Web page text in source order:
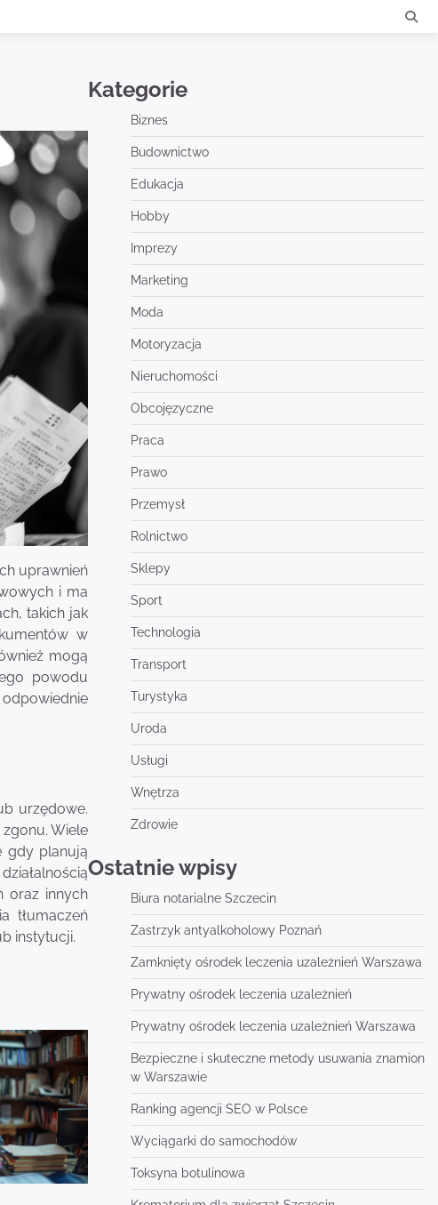
uprawnień
i ma
takich jak
w
mogą
powodu
urzędowe.
Wiele
gdy planują
oraz innych
tłumaczeń
instytucji.
Kategorie
Biznes
Budownictwo
Edukacja
Hobby
Imprezy
Marketing
Moda
Motoryzacja
Nieruchomości
Obcojęzyczne
Praca
Prawo
Przemysł
Rolnictwo
Sklepy
Sport
Technologia
Transport
Turystyka
Uroda
Usługi
Wnętrza
Zdrowie
Ostatnie wpisy
Biura notarialne Szczecin
Zastrzyk antyalkoholowy Poznań
Zamknięty ośrodek leczenia uzależnień Warszawa
Prywatny ośrodek leczenia uzależnień
Prywatny ośrodek leczenia uzależnień Warszawa
Bezpieczne i skuteczne metody usuwania znamion
w Warszawie
Ranking agencji SEO w Polsce
Wyciągarki do samochodów
Toksyna botulinowa